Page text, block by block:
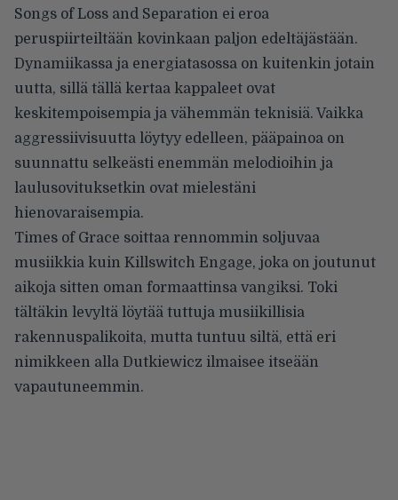
Songs of Loss and Separation ei eroa
peruspiirteiltään kovinkaan paljon edeltäjästään.
Dynamiikassa ja energiatasossa on kuitenkin jotain
uutta, sillä tällä kertaa kappaleet ovat
keskitempoisempia ja vähemmän teknisiä. Vaikka
aggressiivisuutta löytyy edelleen, pääpainoa on
suunnattu selkeästi enemmän melodioihin ja
laulusovituksetkin ovat mielestäni
hienovaraisempia.
Times of Grace soittaa rennommin soljuvaa
musiikkia kuin Killswitch Engage, joka on joutunut
aikoja sitten oman formaattinsa vangiksi. Toki
tältäkin levyltä löytää tuttuja musiikillisia
rakennuspalikoita, mutta tuntuu siltä, että eri
nimikkeen alla Dutkiewicz ilmaisee itseään
vapautuneemmin.